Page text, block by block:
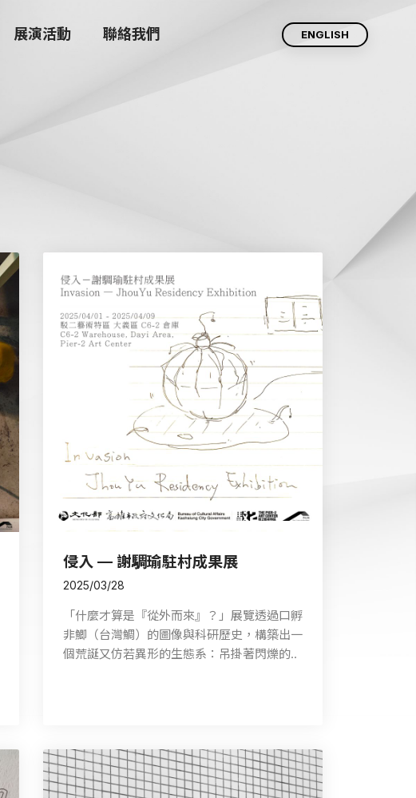
展演活動 聯絡我們 ENGLISH
侵入 — 謝騆瑜駐村成果展
2025/03/28
「什麼才算是『從外而來』？」展覽透過口孵
非鯽（台灣鯛）的圖像與科研歷史，構築出一
個荒誕又仿若異形的生態系：吊掛著閃爍的..